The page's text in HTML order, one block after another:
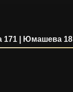
171 | Юмашева 18